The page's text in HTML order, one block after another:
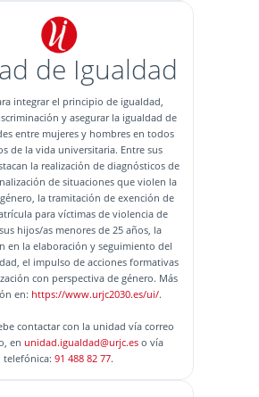
de Igualdad
integrar el principio de igualdad,
y asegurar la igualdad de
entre mujeres y hombres en todos
de la vida universitaria. Entre sus
la realización de diagnósticos de
de situaciones que violen la
la tramitación de exención de
para víctimas de violencia de
hijos/as menores de 25 años, la
en la elaboración y seguimiento del
el impulso de acciones formativas
con perspectiva de género. Más
en: https://www.urjc2030.es/ui/.
contactar con la unidad vía correo
enunidad.igualdad@urjc.es o vía
telefónica:91 488 82 77.